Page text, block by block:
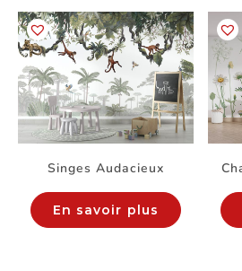
Singes Audacieux
En savoir plus